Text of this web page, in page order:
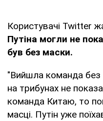
Користувачі Twitter
Путіна могли не
був без маски.
"Вийшла команда без
на трибунах не
команда Китаю, то
масці. Путін уже